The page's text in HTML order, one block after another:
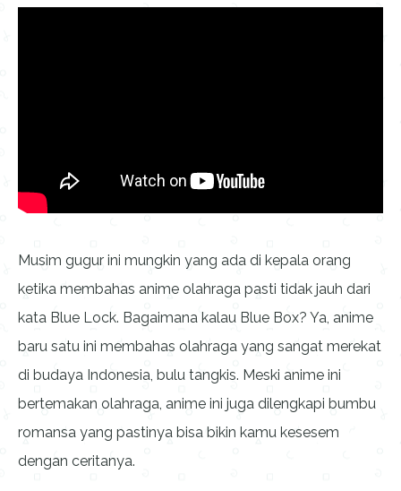
Musim gugur ini mungkin yang ada di kepala orang
ketika membahas anime olahraga pasti tidak jauh dari
kata Blue Lock. Bagaimana kalau Blue Box? Ya, anime
baru satu ini membahas olahraga yang sangat merekat
di budaya Indonesia, bulu tangkis. Meski anime ini
bertemakan olahraga, anime ini juga dilengkapi bumbu
romansa yang pastinya bisa bikin kamu kesesem
dengan ceritanya.